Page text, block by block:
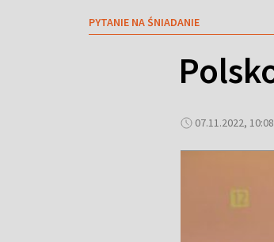
PYTANIE NA ŚNIADANIE
07.11.2022, 10:08